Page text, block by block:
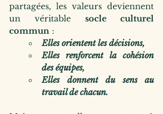
partagées, les valeurs deviennent
un véritable socle culturel
commun :
Elles orientent les décisions,
Elles renforcent la cohésion
des équipes,
Elles donnent du sens au
travail de chacun.